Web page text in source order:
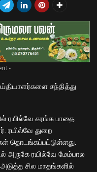
-
சந்தித்து
ரயில்வே சுரங்க பாதை
துறை
தொடங்கப்பட்டுள்ளது.
அருகே ரயில்வே மேம்பால
சில மாதங்களில்